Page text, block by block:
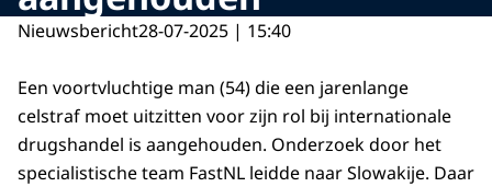
Nieuwsbericht28-07-2025 | 15:40
Een voortvluchtige man (54) die een jarenlange
celstraf moet uitzitten voor zijn rol bij internationale
drugshandel is aangehouden. Onderzoek door het
specialistische team FastNL leidde naar Slowakije. Daar